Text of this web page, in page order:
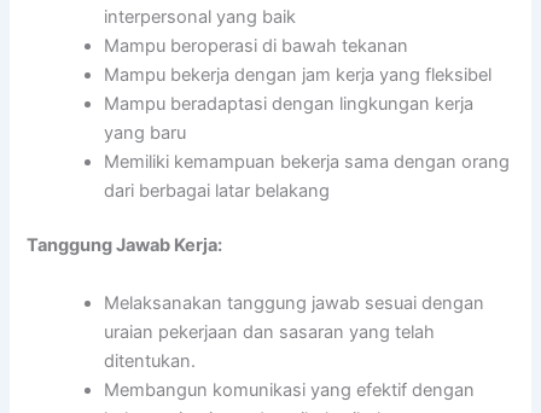
interpersonal yang baik
Mampu beroperasi di bawah tekanan
Mampu bekerja dengan jam kerja yang fleksibel
Mampu beradaptasi dengan lingkungan kerja
yang baru
Memiliki kemampuan bekerja sama dengan orang
dari berbagai latar belakang
Tanggung Jawab Kerja:
Melaksanakan tanggung jawab sesuai dengan
uraian pekerjaan dan sasaran yang telah
ditentukan.
Membangun komunikasi yang efektif dengan